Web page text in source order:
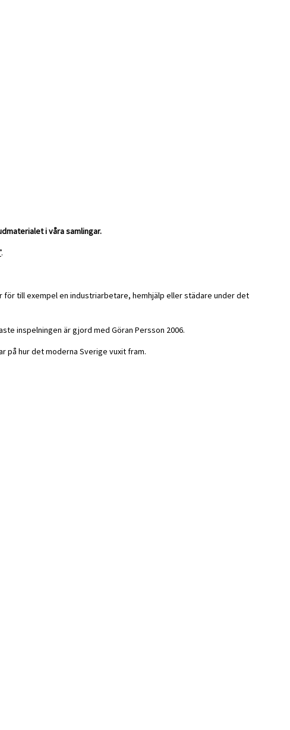
i våra samlingar.
.
till exempel en industriarbetare, hemhjälp eller städare under det
inspelningen är gjord med Göran Persson 2006.
på hur det moderna Sverige vuxit fram.